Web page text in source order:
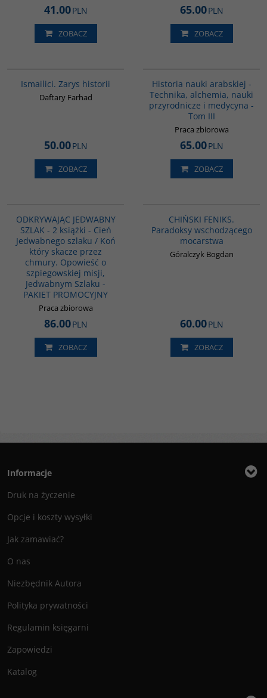
41.00PLN
ZOBACZ
65.00PLN
ZOBACZ
Ismailici. Zarys historii
Daftary Farhad
50.00PLN
ZOBACZ
Historia nauki arabskiej -
Technika, alchemia, nauki
przyrodnicze i medycyna -
Tom III
Praca zbiorowa
65.00PLN
ZOBACZ
ODKRYWAJĄC JEDWABNY
SZLAK - 2 książki - Cień
Jedwabnego szlaku / Koń
który skacze przez
chmury. Opowieść o
szpiegowskiej misji,
Jedwabnym Szlaku -
PAKIET PROMOCYJNY
Praca zbiorowa
86.00PLN
ZOBACZ
CHIŃSKI FENIKS.
Paradoksy wschodzącego
mocarstwa
Góralczyk Bogdan
60.00PLN
ZOBACZ
Informacje
Druk na życzenie
Opcje i koszty wysyłki
Jak zamawiać?
O nas
Niezbędnik Autora
Polityka prywatności
Regulamin księgarni
Zapowiedzi
Katalog